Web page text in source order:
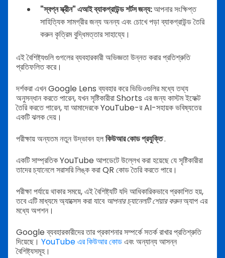
"স্বপ্ন স্ক্রীন" এআই ব্যাকগ্রাউন্ড শর্টস জন্য:আপনার সংক্ষিপ্ত
সাহিত্যিক সামগ্রীর জন্য অনন্য এবং চোখে পড়া ব্যাকগ্রাউন্ড তৈরি
করুন কৃত্রিম বুদ্ধিমত্তার সাহায্যে।
এই বৈশিষ্ট্যগুলি গুগলের ব্যবহারকারী অভিজ্ঞতা উন্নত করার প্রতিশ্রুতি
প্রতিফলিত করে।
দর্শকরা এখন Google Lens ব্যবহার করে ভিডিওগুলির মধ্যে তথ্য
অনুসন্ধান করতে পারেন, যখন সৃষ্টিকারীরা Shorts এর জন্য কাস্টম ইফেক্ট
তৈরি করতে পারেন, যা আমাদেরকে YouTube-র AI-সহায়ক ভবিষ্যতের
একটি ঝলক দেয়।
পরীক্ষায় অন্যতম নতুন উদ্ভাবন হলকিউআর কোড প্রযুক্তি.
একটি সাম্প্রতিক YouTube আপডেটে উল্লেখ করা হয়েছে যে সৃষ্টিকারীরা
তাদের চ্যানেলে সরাসরি লিঙ্ক করা QR কোড তৈরি করতে পারে।
পরীক্ষা পর্যায়ে থাকার সময়ে, এই বৈশিষ্ট্যটি যদি আধিকারিকভাবে প্রকাশিত হয়,
তবে এটি মাধ্যমে অ্যাক্সেস করা যাবে আপনার চ্যানেলটি শেয়ার করুনঅ্যাপ এর
মধ্যে অপশন।
Google ব্যবহারকারীদের তার প্রকাশনার সম্পর্কে সতর্ক রাখার প্রতিশ্রুতি
দিয়েছে। YouTube এর কিউআর কোডএবং অন্যান্য আসন্ন
বৈশিষ্ট্যসমূহ।